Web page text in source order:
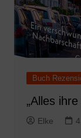
Buch
„Alles
Elke